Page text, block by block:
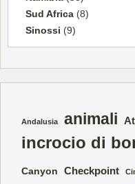
Sud Africa (8)
Sinossi (9)
Andalusia animali
incrocio di
Canyon Checkpoint